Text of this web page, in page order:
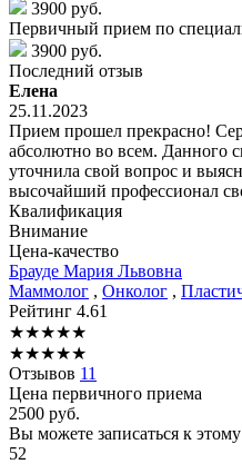
3900 руб.
Первичный прием по
3900 руб.
Последний отзыв
Елена
25.11.2023
Прием прошел прекрасно!
абсолютно во всем. Данного
уточнила свой вопрос и
высочайший профессионал
Квалификация
Внимание
Цена-качество
Брауде Мария Львовна
Маммолог , Онколог ,
Рейтинг 4.61
★★★★★
★★★★★
Отзывов 11
Цена первичного приема
2500 руб.
Вы можете записаться к
52